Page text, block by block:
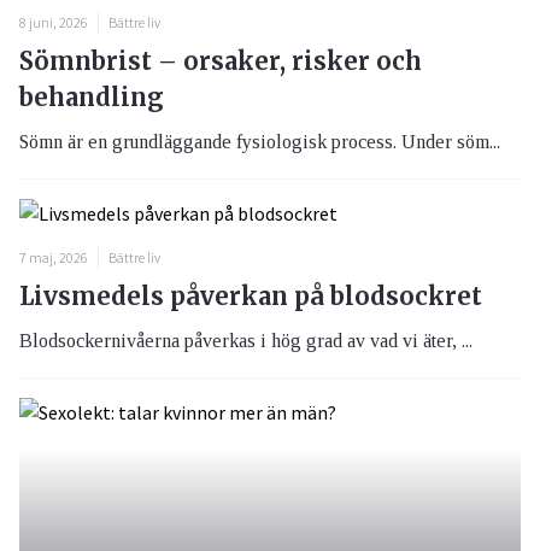
8 juni, 2026 Bättre liv
Sömnbrist – orsaker, risker och
behandling
Sömn är en grundläggande fysiologisk process. Under söm...
7 maj, 2026 Bättre liv
Livsmedels påverkan på blodsockret
Blodsockernivåerna påverkas i hög grad av vad vi äter, ...